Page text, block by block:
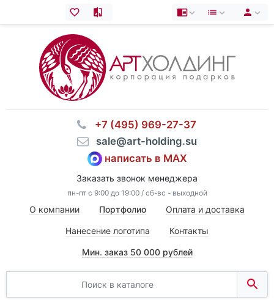
⠀+7 (495) 969-27-37
⠀sale@art-holding.su
написать в MAX
Заказать звонок менеджера
пн-пт с 9:00 до 19:00 / сб-вс - выходной
О компании Портфолио Оплата и доставка
Нанесение логотипа Контакты
Мин. заказ 50 000 рублей